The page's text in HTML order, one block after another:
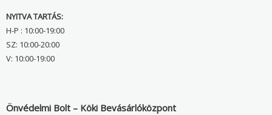
NYITVA TARTÁS:
H-P : 10:00-19:00
SZ: 10:00-20:00
V: 10:00-19:00
Önvédelmi Bolt – Köki Bevásárlóközpont